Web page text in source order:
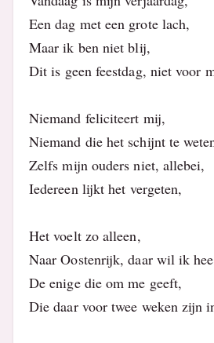
Een dag met een grote lach,
Maar ik ben niet blij,
Dit is geen feestdag, niet voor
Niemand feliciteert mij,
Niemand die het schijnt te
Zelfs mijn ouders niet, allebei,
Iedereen lijkt het vergeten,
Het voelt zo alleen,
Naar Oostenrijk, daar wil ik
De enige die om me geeft,
Die daar voor twee weken zijn